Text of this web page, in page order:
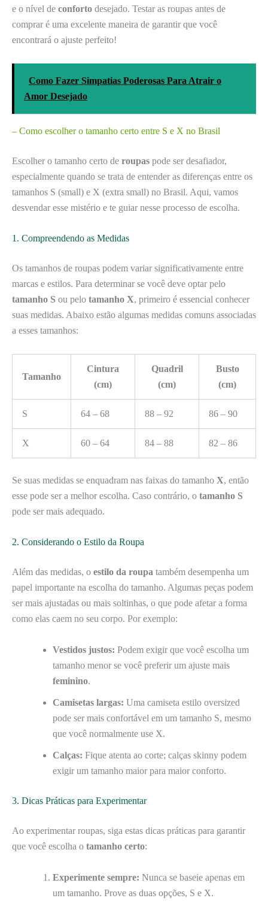
e o nível de conforto desejado. Testar as roupas antes de
comprar é uma excelente maneira de garantir que você
encontrará o ajuste perfeito!
Como Fazer Simpatias Poderosas Para Atrair o
Amor Desejado
– Como escolher o tamanho certo entre S e X no Brasil
Escolher o tamanho certo de roupas pode ser desafiador,
especialmente quando se trata de entender as diferenças entre os
tamanhos S (small) e X (extra small) no Brasil. Aqui, vamos
desvendar esse mistério e te guiar nesse processo de escolha.
1. Compreendendo as Medidas
Os tamanhos de roupas podem variar significativamente entre
marcas e estilos. Para determinar se você deve optar pelo
tamanho S ou pelo tamanho X, primeiro é essencial conhecer
suas medidas. Abaixo estão algumas medidas comuns associadas
a esses tamanhos:
Tamanho
Cintura
(cm)
Quadril
(cm)
Busto
(cm)
S 64 – 68 88 – 92 86 – 90
X 60 – 64 84 – 88 82 – 86
Se suas medidas se enquadram nas faixas do tamanho X, então
esse pode ser a melhor escolha. Caso contrário, o tamanho S
pode ser mais adequado.
2. Considerando o Estilo da Roupa
Além das medidas, o estilo da roupa também desempenha um
papel importante na escolha do tamanho. Algumas peças podem
ser mais ajustadas ou mais soltinhas, o que pode afetar a forma
como elas caem no seu corpo. Por exemplo:
Vestidos justos: Podem exigir que você escolha um
tamanho menor se você preferir um ajuste mais
feminino.
Camisetas largas: Uma camiseta estilo oversized
pode ser mais confortável em um tamanho S, mesmo
que você normalmente use X.
Calças: Fique atenta ao corte; calças skinny podem
exigir um tamanho maior para maior conforto.
3. Dicas Práticas para Experimentar
Ao experimentar roupas, siga estas dicas práticas para garantir
que você escolha o tamanho certo:
Experimente sempre: Nunca se baseie apenas em
um tamanho. Prove as duas opções, S e X.